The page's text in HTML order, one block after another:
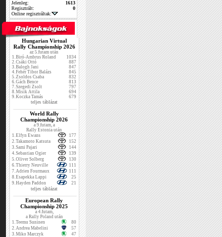
Jelenleg:
1613
Regisztrált:
0
Online regisztráltak:
Hungarian Virtual
Rally Championship 2026
az 5.futam után
1.Biró-Ambrus Roland
1034
2.Csáki Ottó
887
3.Balogh Jani
847
4.Fehér Tibor Balázs
845
5.Zsoldos Csaba
832
6.Gách Bence
813
7.Szegedi Zsolt
797
8.Misik Attila
694
9.Koczka Tamás 679
teljes táblázat
World Rally
Championship 2026
a 9.futam, a
Rally Estonia után
1.Elfyn Ewans
177
2.Takamoto Katsuta
152
3.Sami Pajari
144
4.Sebastian Ogier
139
5.Oliver Solberg
130
6.Thierry Neuville
111
7.Adrien Fourmaux
111
8.Esapekka Lappi
25
9.Hayden Paddon 21
teljes táblázat
European Rally
Championship 2025
a 4.futam,
a Rally Poland után
1.Teemu Suninen
80
2.Andrea Mabelini
57
3.Miko Marczyk
47